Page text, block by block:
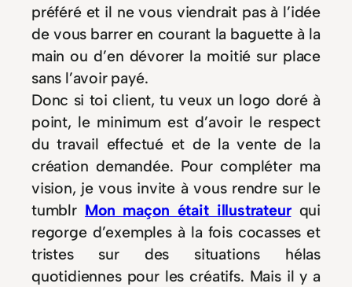
préféré et il ne vous viendrait pas à l’idée
de vous barrer en courant la baguette à la
main ou d’en dévorer la moitié sur place
sans l’avoir payé.
Donc si toi client, tu veux un logo doré à
point, le minimum est d’avoir le respect
du travail effectué et de la vente de la
création demandée. Pour compléter ma
vision, je vous invite à vous rendre sur le
tumblr Mon maçon était illustrateurqui
regorge d’exemples à la fois cocasses et
tristes sur des situations hélas
quotidiennes pour les créatifs. Mais il y a